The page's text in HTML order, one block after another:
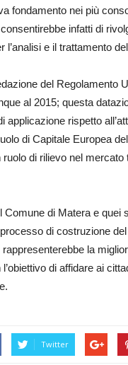
fondamento nei più
infatti di
l’analisi e il trattamento
del Regolamento
al 2015; questa
applicazione rispetto
di Capitale Europea
ruolo di rilievo nel
Comune di Matera e
di costruzione
la
di affidare ai
Twitter